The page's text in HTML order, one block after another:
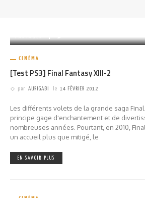
CINÉMA
[Test PS3] Final Fantasy XIII-2
par AURIGABI le 14 FÉVRIER 2012
Les différents volets de la grande saga
principe gage d'enchantement et de
nombreuses années. Pourtant, en 2010,
un accueil plus que mitigé, le
EN SAVOIR PLUS